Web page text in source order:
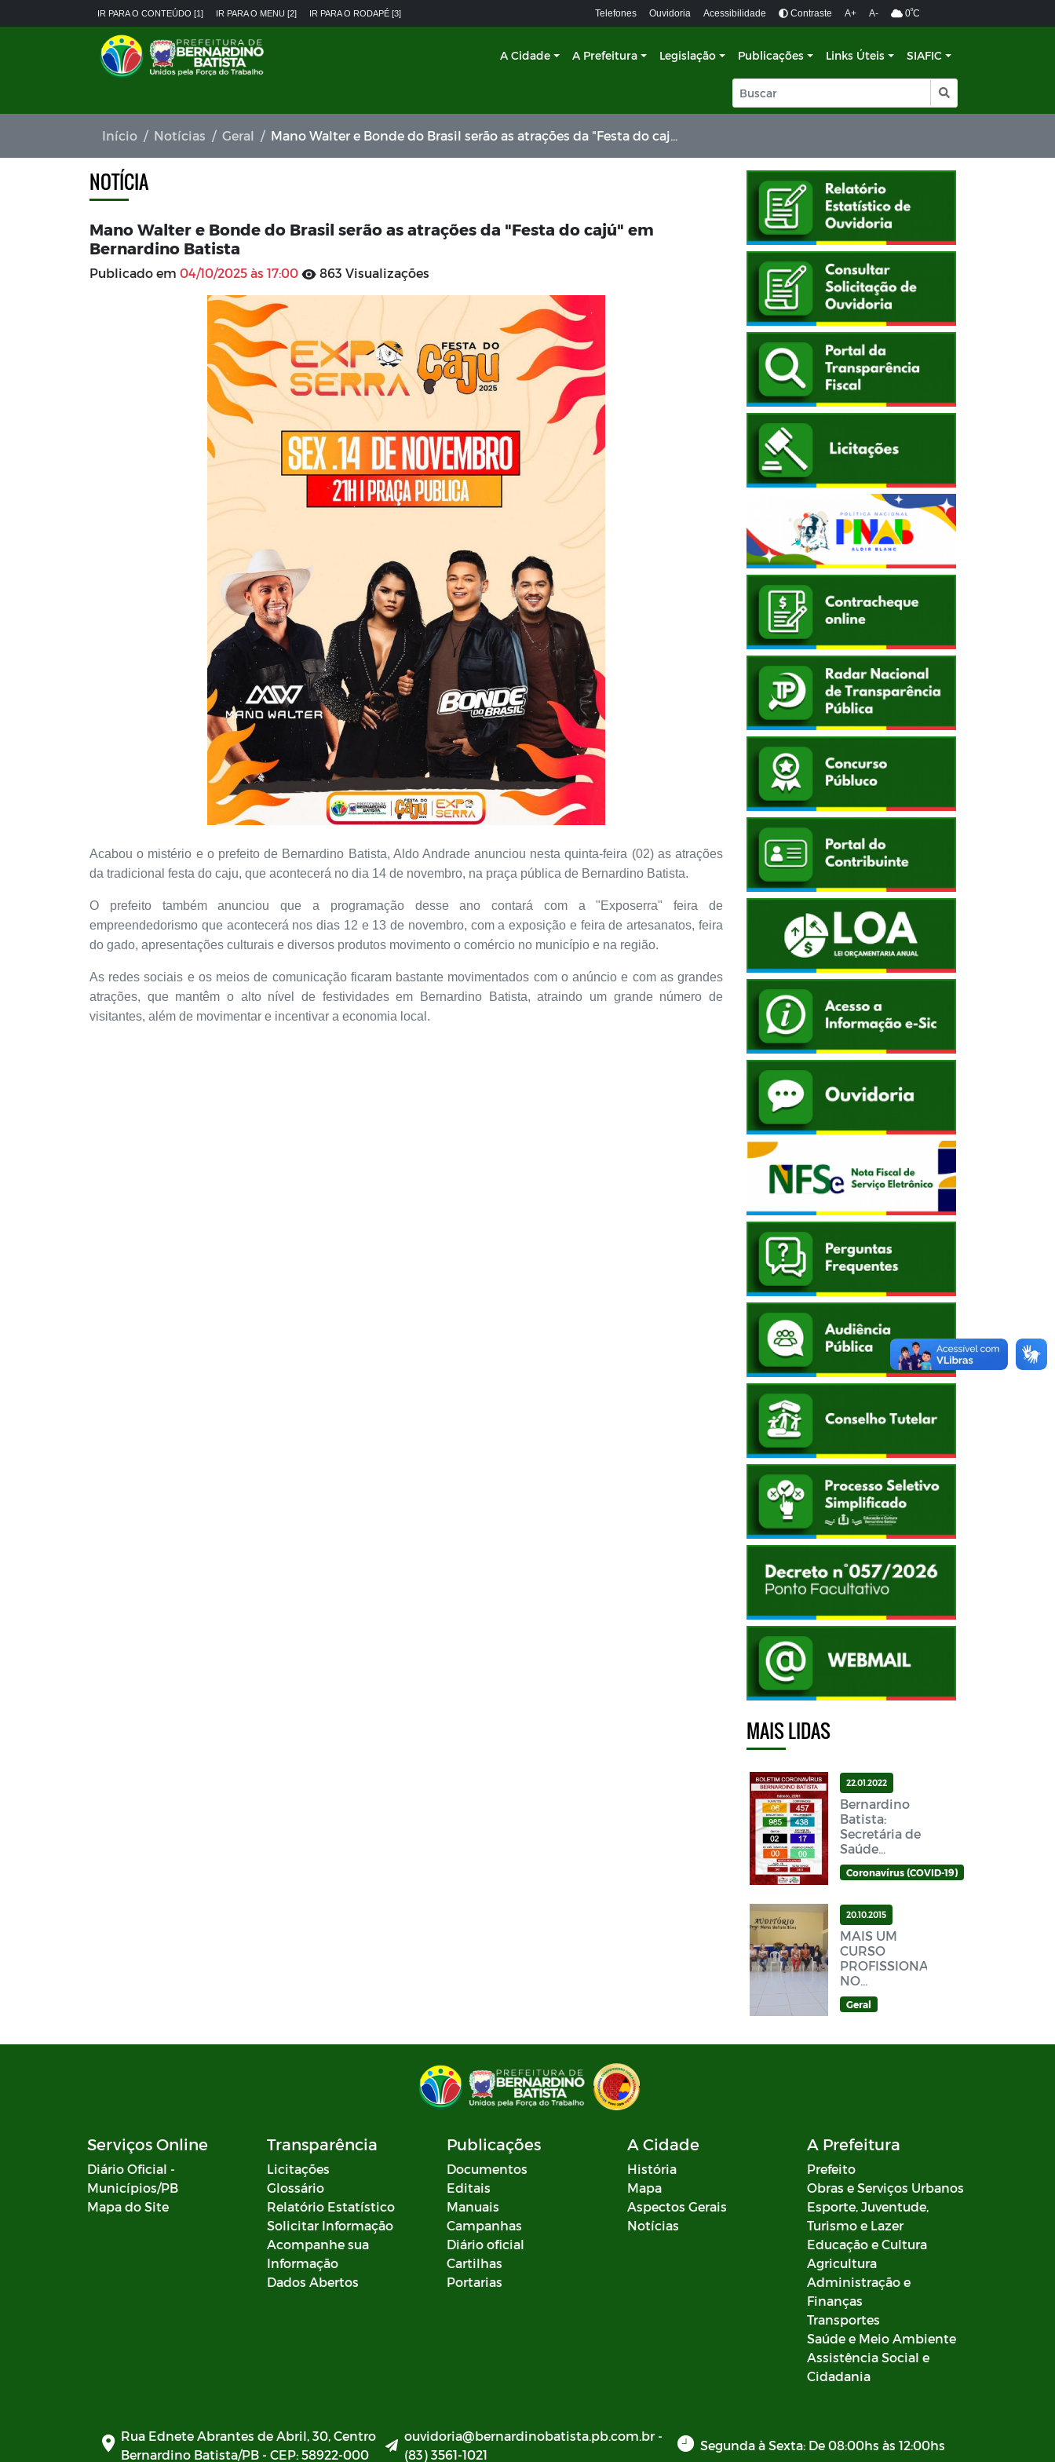
IR PARA O CONTEÚDO [1] IR PARA O MENU [2] IR PARA O RODAPÉ [3] Telefones Ouvidoria Acessibilidade Contraste A+ A- 0ºC
A Cidade A Prefeitura Legislação Publicações Links Úteis SIAFIC
Início Notícias Geral Mano Walter e Bonde do Brasil serão as atrações da "Festa do cajú" em Bernardino Batista
NOTÍCIA
Mano Walter e Bonde do Brasil serão as atrações da "Festa do cajú" em
Bernardino Batista
Publicado em 04/10/2025 às 17:00 863 Visualizações
Acabou o mistério e o prefeito de Bernardino Batista, Aldo Andrade anunciou nesta quinta-feira (02) as atrações
da tradicional festa do caju, que acontecerá no dia 14 de novembro, na praça pública de Bernardino Batista.
O prefeito também anunciou que a programação desse ano contará com a "Exposerra" feira de
empreendedorismo que acontecerá nos dias 12 e 13 de novembro, com a exposição e feira de artesanatos, feira
do gado, apresentações culturais e diversos produtos movimento o comércio no município e na região.
As redes sociais e os meios de comunicação ficaram bastante movimentados com o anúncio e com as grandes
atrações, que mantêm o alto nível de festividades em Bernardino Batista, atraindo um grande número de
visitantes, além de movimentar e incentivar a economia local.
MAIS LIDAS
22.01.2022
Bernardino
Batista:
Secretária de
Saúde
divulga novo
Boletim
Covid-19
neste sábado
(22/01)
Coronavírus (COVID-19)
20.10.2015
MAIS UM
CURSO
PROFISSIONALIZANTE
NO
MUNICÍPIO
Geral
Serviços Online
Diário Oficial -
Municípios/PB
Mapa do Site
Transparência
Licitações
Glossário
Relatório Estatístico
Solicitar Informação
Acompanhe sua
Informação
Dados Abertos
Publicações
Documentos
Editais
Manuais
Campanhas
Diário oficial
Cartilhas
Portarias
A Cidade
História
Mapa
Aspectos Gerais
Notícias
A Prefeitura
Prefeito
Obras e Serviços Urbanos
Esporte, Juventude,
Turismo e Lazer
Educação e Cultura
Agricultura
Administração e
Finanças
Transportes
Saúde e Meio Ambiente
Assistência Social e
Cidadania
Rua Ednete Abrantes de Abril, 30, Centro
Bernardino Batista/PB - CEP: 58922-000
ouvidoria@bernardinobatista.pb.com.br -
(83) 3561-1021
Segunda à Sexta: De 08:00hs às 12:00hs